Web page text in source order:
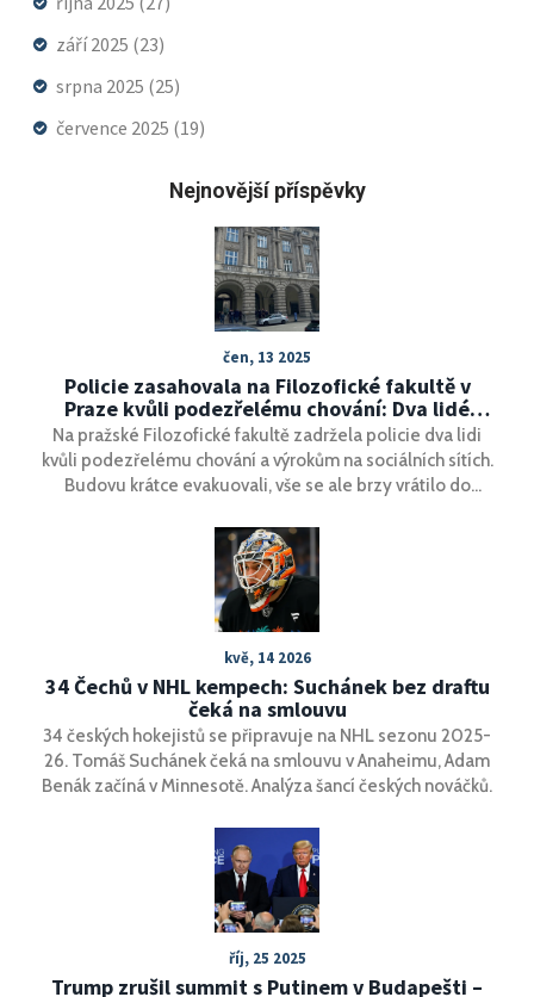
září 2025 (23)
srpna 2025 (25)
července 2025 (19)
Nejnovější příspěvky
čen, 13 2025
Policie zasahovala na Filozofické fakultě v
Praze kvůli podezřelému chování: Dva lidé
zadrženi
Na pražské Filozofické fakultě zadržela policie dva lidi
kvůli podezřelému chování a výrokům na sociálních sítích.
Budovu krátce evakuovali, vše se ale brzy vrátilo do
v budově.
kvě, 14 2026
34 Čechů v NHL kempech: Suchánek bez draftu
čeká na smlouvu
34 českých hokejistů se připravuje na NHL sezonu 2025-
26. Tomáš Suchánek čeká na smlouvu v Anaheimu, Adam
Benák začíná v Minnesotě. Analýza šancí českých nováčků.
říj, 25 2025
Trump zrušil summit s Putinem v Budapešti –